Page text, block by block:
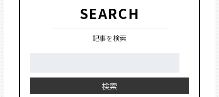
SEARCH
記事を検索
検索